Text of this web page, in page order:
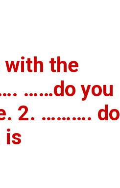
with the
……do you
2. ………. do
is